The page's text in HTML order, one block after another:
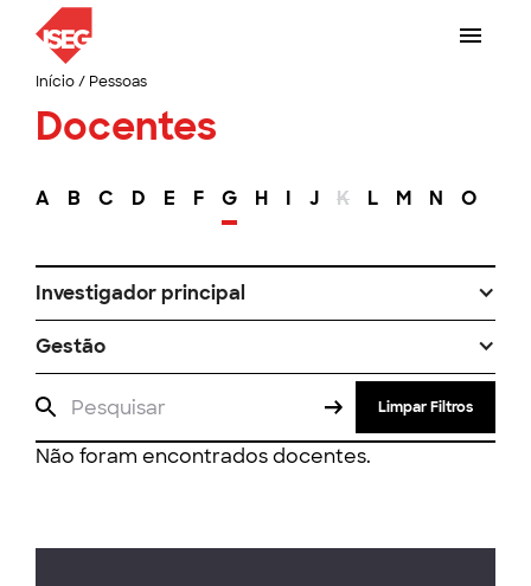
Início/ Pessoas
Docentes
A B C D E F G H I J K L M N O
Investigador principal
Gestão
Limpar Filtros
Não foram encontrados docentes.